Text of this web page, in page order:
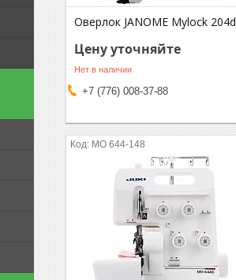
Оверлок JANOME Mylock 204d
Цену уточняйте
Нет в наличии
+7 (776) 008-37-88
MO 644-148